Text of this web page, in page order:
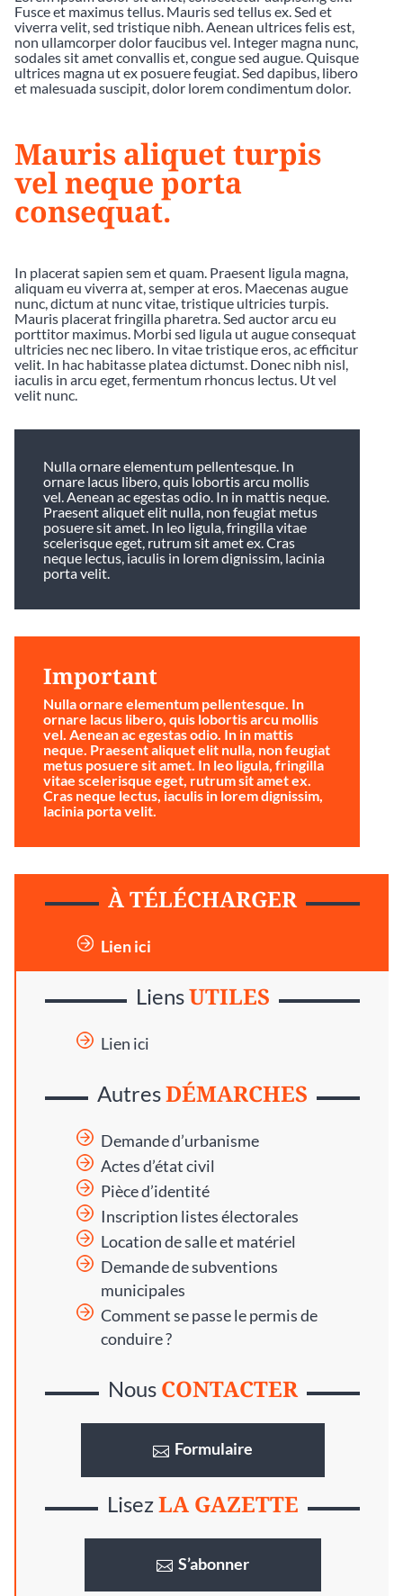
Fusce et maximus tellus. Mauris sed tellus ex. Sed et
viverra velit, sed tristique nibh. Aenean ultrices felis est,
non ullamcorper dolor faucibus vel. Integer magna nunc,
sodales sit amet convallis et, congue sed augue. Quisque
ultrices magna ut ex posuere feugiat. Sed dapibus, libero
et malesuada suscipit, dolor lorem condimentum dolor.
Mauris aliquet turpis
vel neque porta
consequat.
In placerat sapien sem et quam. Praesent ligula magna,
aliquam eu viverra at, semper at eros. Maecenas augue
nunc, dictum at nunc vitae, tristique ultricies turpis.
Mauris placerat fringilla pharetra. Sed auctor arcu eu
porttitor maximus. Morbi sed ligula ut augue consequat
ultricies nec nec libero. In vitae tristique eros, ac efficitur
velit. In hac habitasse platea dictumst. Donec nibh nisl,
iaculis in arcu eget, fermentum rhoncus lectus. Ut vel
velit nunc.
Nulla ornare elementum pellentesque. In
ornare lacus libero, quis lobortis arcu mollis
vel. Aenean ac egestas odio. In in mattis neque.
Praesent aliquet elit nulla, non feugiat metus
posuere sit amet. In leo ligula, fringilla vitae
scelerisque eget, rutrum sit amet ex. Cras
neque lectus, iaculis in lorem dignissim, lacinia
porta velit.
Important
Nulla ornare elementum pellentesque. In
ornare lacus libero, quis lobortis arcu mollis
vel. Aenean ac egestas odio. In in mattis
neque. Praesent aliquet elit nulla, non feugiat
metus posuere sit amet. In leo ligula, fringilla
vitae scelerisque eget, rutrum sit amet ex.
Cras neque lectus, iaculis in lorem dignissim,
lacinia porta velit.
À TÉLÉCHARGER
Lien ici
LiensUTILES
Lien ici
AutresDÉMARCHES
Demande d’urbanisme
Actes d’état civil
Pièce d’identité
Inscription listes électorales
Location de salle et matériel
Demande de subventions
municipales
Comment se passe le permis de
conduire ?
Nous CONTACTER
Formulaire
LisezLA GAZETTE
S’abonner